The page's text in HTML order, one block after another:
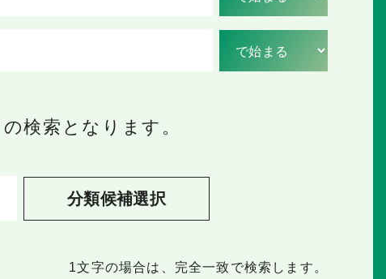
検索となります。
分類候補選択
1文字の場合は、完全一致で検索します。